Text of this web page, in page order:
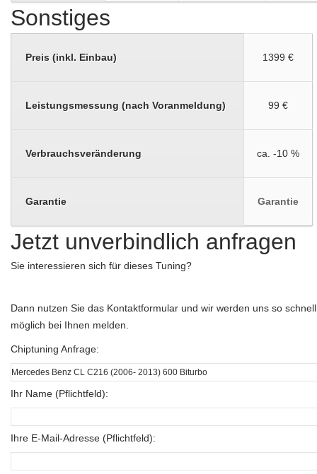
Sonstiges
Preis (inkl. Einbau) 1399 €
Leistungsmessung (nach Voranmeldung) 99 €
Verbrauchsveränderung ca. -10 %
Garantie Garantie
Jetzt unverbindlich anfragen
Sie interessieren sich für dieses Tuning?
Dann nutzen Sie das Kontaktformular und wir werden uns so
möglich bei Ihnen melden.
Chiptuning Anfrage:
Ihr Name (Pflichtfeld):
Ihre E-Mail-Adresse (Pflichtfeld):